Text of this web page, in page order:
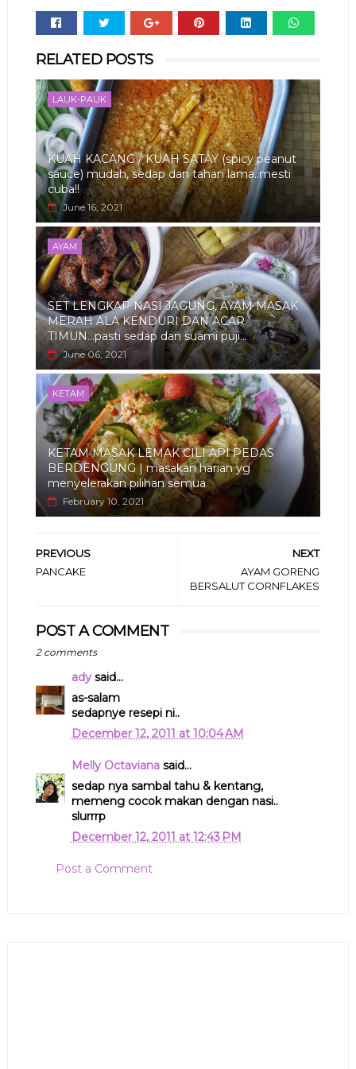
RELATED POSTS
LAUK-PAUK
KUAH KACANG / KUAH SATAY (spicy peanut
sauce) mudah, sedap dan tahan lama..mesti
cuba!!
June 16, 2021
AYAM
SET LENGKAP NASI JAGUNG, AYAM MASAK
MERAH ALA KENDURI DAN ACAR
TIMUN...pasti sedap dan suami puji...
June 06, 2021
KETAM
KETAM MASAK LEMAK CILI API PEDAS
BERDENGUNG | masakan harian yg
menyelerakan pilihan semua
February 10, 2021
NEXT
AYAM GORENG
BERSALUT CORNFLAKES
PREVIOUS
PANCAKE
POST A COMMENT
2 comments
adysaid...
as-salam
sedapnye resepi ni..
December 12, 2011 at 10:04 AM
Melly Octavianasaid...
sedap nya sambal tahu & kentang,
memeng cocok makan dengan nasi..
slurrrp
December 12, 2011 at 12:43 PM
Post a Comment